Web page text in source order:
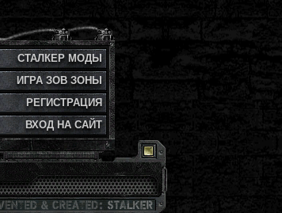
СТАЛКЕР МОДЫ
ИГРА ЗОВ ЗОНЫ
РЕГИСТРАЦИЯ
ВХОД НА САЙТ